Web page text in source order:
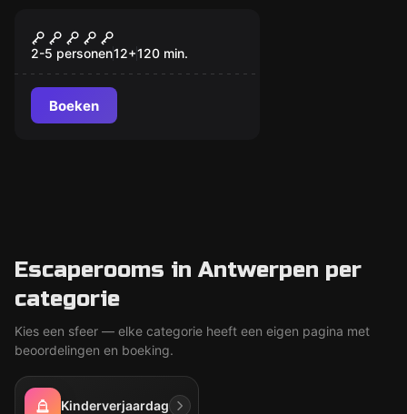
The Runaway Online
2-5 personen12+120 min.
Boeken
Escaperooms in Antwerpen per
categorie
Kies een sfeer — elke categorie heeft een eigen pagina met
beoordelingen en boeking.
Kinderverjaardag